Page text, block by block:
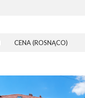
CENA (ROSNĄCO)